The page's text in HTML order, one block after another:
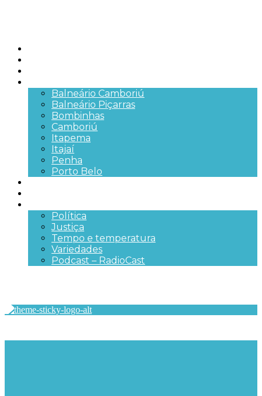
Balneário Camboriú
Balneário Piçarras
Bombinhas
Camboriú
Itapema
Itajaí
Penha
Porto Belo
Política
Justiça
Tempo e temperatura
Variedades
Podcast – RadioCast